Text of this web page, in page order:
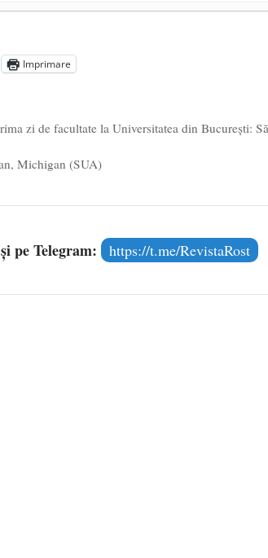
Ucrainei, Volodymyr Zelensky
2026
poetului Octavian Goga, înlăturat din Iași
Imprimare
zi de facultate la Universitatea din București:
Michigan (SUA)
pe Telegram: https://t.me/RevistaRost